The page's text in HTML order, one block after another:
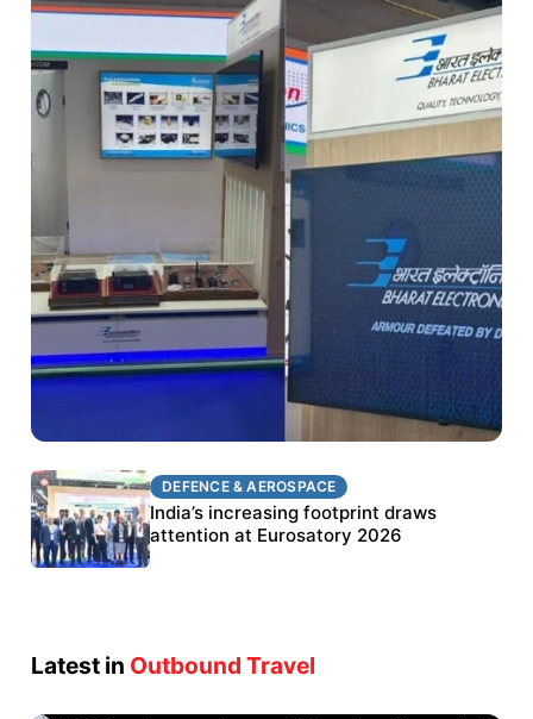
DEFENCE & AEROSPACE
BEL targets stronger export growth through
Eurosatory participation
DEFENCE & AEROSPACE
India’s increasing footprint draws
attention at Eurosatory 2026
Latest in Outbound Travel